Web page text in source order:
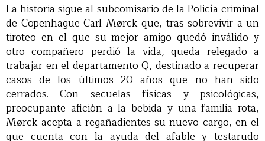
La historia sigue al subcomisario de la Policía criminal
de Copenhague Carl Mørck que, tras sobrevivir a un
tiroteo en el que su mejor amigo quedó inválido y
otro compañero perdió la vida, queda relegado a
trabajar en el departamento Q, destinado a recuperar
casos de los últimos 20 años que no han sido
cerrados. Con secuelas físicas y psicológicas,
preocupante afición a la bebida y una familia rota,
Mørck acepta a regañadientes su nuevo cargo, en el
que cuenta con la ayuda del afable y testarudo